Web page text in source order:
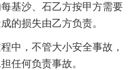
基沙、石乙方按甲方需要
的损失由乙方负责。
中，不管大小安全事故，
任何负责事故。